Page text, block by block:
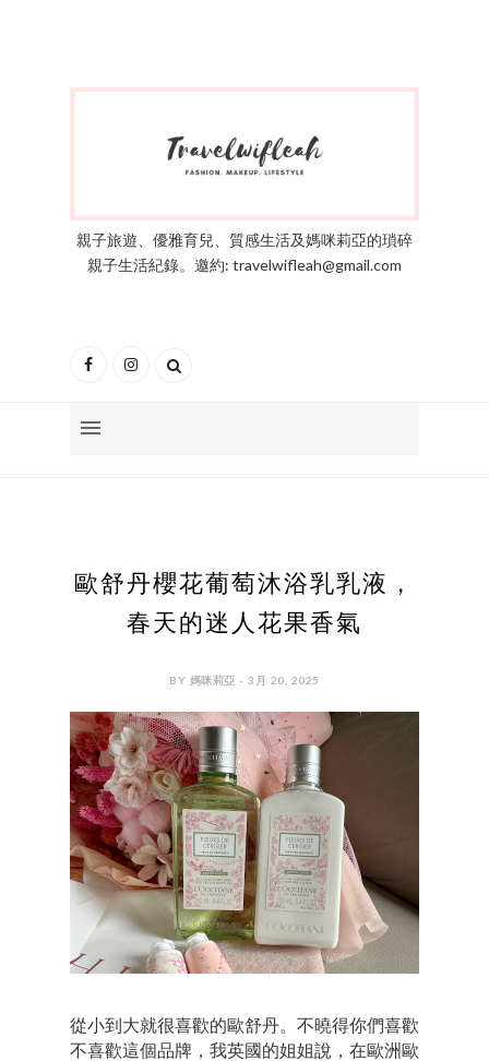
親子旅遊、優雅育兒、質感生活及媽咪莉亞的瑣碎
親子生活紀錄。邀約: travelwifleah@gmail.com
歐舒丹櫻花葡萄沐浴乳乳液，
春天的迷人花果香氣
BY 媽咪莉亞 - 3月 20, 2025
從小到大就很喜歡的歐舒丹。不曉得你們喜歡
不喜歡這個品牌，我英國的姐姐說，在歐洲歐